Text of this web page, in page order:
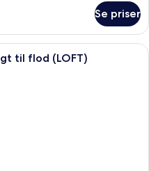
Se priser
på værelset, skrivebord,
til flod (LOFT)